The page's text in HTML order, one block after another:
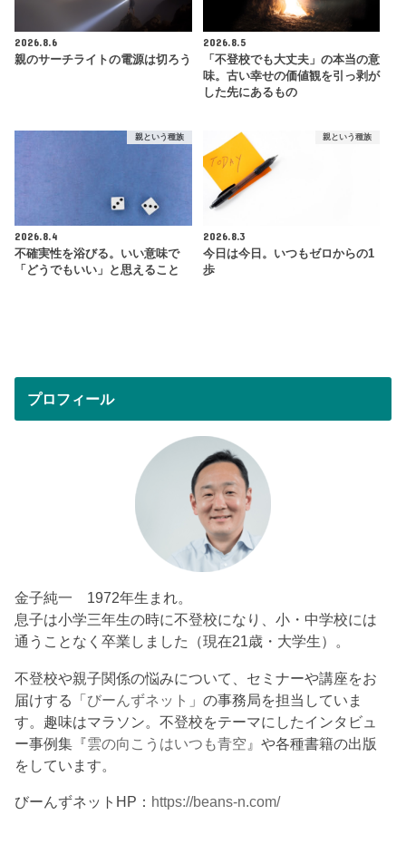
2026.8.6
親のサーチライトの電源は切ろう
2026.8.5
「不登校でも大丈夫」の本当の意
味。古い幸せの価値観を引っ剥が
した先にあるもの
親という種族
2026.8.4
不確実性を浴びる。いい意味で
「どうでもいい」と思えること
親という種族
2026.8.3
今日は今日。いつもゼロからの1
歩
プロフィール
金子純一 1972年生まれ。
息子は小学三年生の時に不登校になり、小・中学校には
通うことなく卒業しました（現在21歳・大学生）。
不登校や親子関係の悩みについて、セミナーや講座をお
届けする「びーんずネット 」の事務局を担当していま
す。趣味はマラソン。不登校をテーマにしたインタビュ
ー事例集『雲の向こうはいつも青空 』や各種書籍の出版
をしています。
びーんずネットHP： https://beans-n.com/